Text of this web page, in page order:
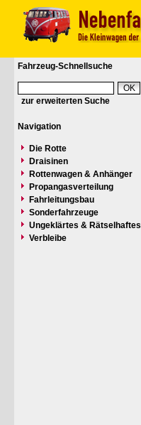
Fahrzeug-Schnellsuche
zur erweiterten Suche
Navigation
Die Rotte
Draisinen
Rottenwagen & Anhänger
Propangasverteilung
Fahrleitungsbau
Sonderfahrzeuge
Ungeklärtes & Rätselhaftes
Verbleibe